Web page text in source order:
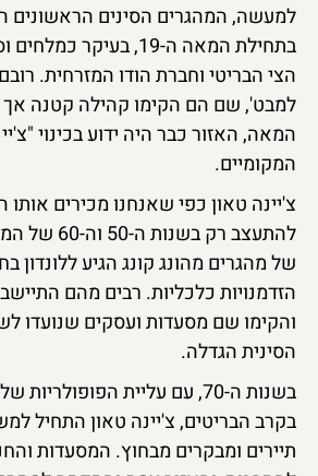
למעשה, המהגרים הסינים הראשונים
בתחילת המאה ה-19,
הצי הבריטי וחברת הודו המזרחית.
למבט', שם הם הקימו קהילה קטנה אך
המאה, האזור כבר היה ידוע בכינוי
המקומיים.
צ'יינה טאון כפי שאנחנו מכירים
של מהגרים מהונג קונג הגיע ללונדון
הזדמנויות כלכליות. רבים מהם
והקימו שם מסעדות ועסקים שנועדו
הסינית הגדלה.
בשנות ה-70, עם עליית
בקרב הבריטים, צ'יינה טאון התחיל
תיירים ומבקרים מבחוץ. המסעדות